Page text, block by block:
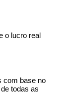
o lucro real
com base no
todas as